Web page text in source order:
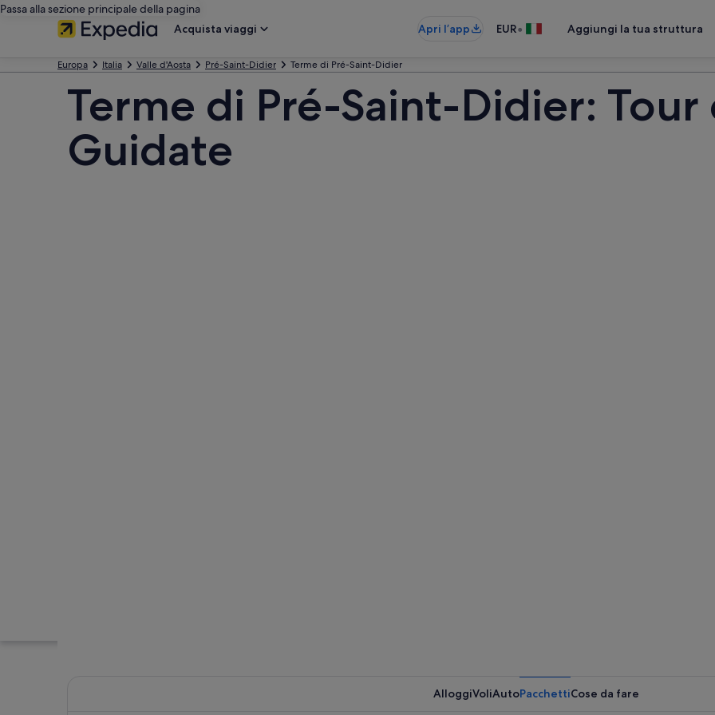
Passa alla sezione principale della pagina
Acquista viaggi
Apri l’app EUR• Aggiungi la tua struttura
Europa Italia Valle d'Aosta Pré-Saint-Didier Terme di Pré-Saint-Didier
Terme di Pré-Saint-Didier: Tour
Guidate
AlloggiVoliAutoPacchettiCose da fare